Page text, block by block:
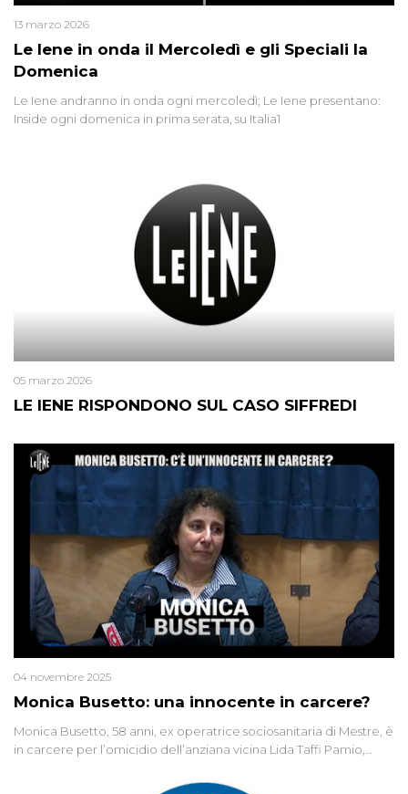
Le Iene in onda il Mercoledì e gli Speciali la
Domenica
13 marzo 2026
Le Iene andranno in onda ogni mercoledì; Le Iene presentano:
Inside ogni domenica in prima serata, su Italia1
LE IENE RISPONDONO SUL CASO SIFFREDI
05 marzo 2026
Monica Busetto: una innocente in carcere?
04 novembre 2025
Monica Busetto, 58 anni, ex operatrice sociosanitaria di Mestre, è
in carcere per l’omicidio dell’anziana vicina Lida Taffi Pamio,
minuscola su una collanina, Monica si proclama innocente. Nel